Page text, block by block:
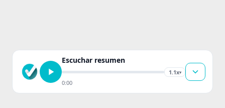
Escuchar resumen
1.1x▾
0:00